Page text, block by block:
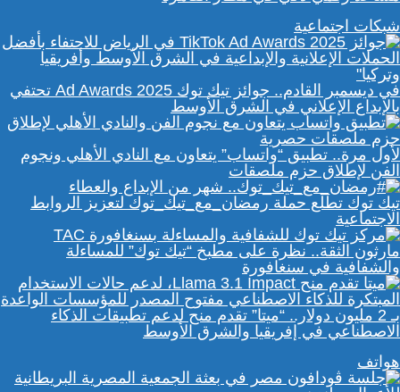
شبكات اجتماعية
في ديسمبر القادم.. جوائز تيك توك Ad Awards 2025 تحتفي
بالإبداع الإعلاني في الشرق الأوسط
لأول مرة.. تطبيق “واتساب” يتعاون مع النادي الأهلي ونجوم
الفن لإطلاق حزم ملصقات
تيك توك تطلع حملة رمضان_مع_تيك_توك لتعزيز الروابط
الاجتماعية
مارثون الثقة.. نظرة على مطبخ “تيك توك” للمساءلة
والشفافية في سنغافورة
بـ 2 مليون دولار.. “ميتا” تقدم منح لدعم تطبيقات الذكاء
الاصطناعي في إفريقيا والشرق الأوسط
هواتف